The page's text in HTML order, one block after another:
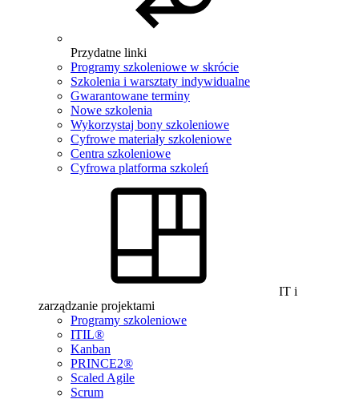
Przydatne linki
Programy szkoleniowe w skrócie
Szkolenia i warsztaty indywidualne
Gwarantowane terminy
Nowe szkolenia
Wykorzystaj bony szkoleniowe
Cyfrowe materiały szkoleniowe
Centra szkoleniowe
Cyfrowa platforma szkoleń
IT i
zarządzanie projektami
Programy szkoleniowe
ITIL®
Kanban
PRINCE2®
Scaled Agile
Scrum